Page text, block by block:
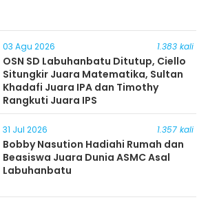
03 Agu 2026 1.383 kali
OSN SD Labuhanbatu Ditutup, Ciello
Situngkir Juara Matematika, Sultan
Khadafi Juara IPA dan Timothy
Rangkuti Juara IPS
31 Jul 2026 1.357 kali
Bobby Nasution Hadiahi Rumah dan
Beasiswa Juara Dunia ASMC Asal
Labuhanbatu